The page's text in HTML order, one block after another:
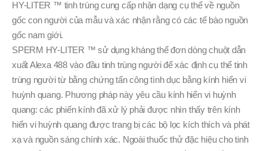
HY-LITER ™ tinh trùng cung cấp nhận dạng cụ thể về nguồn
gốc con người của mẫu và xác nhận rằng có các tế bào nguồn
gốc nam giới.
SPERM HY-LITER ™ sử dụng kháng thể đơn dòng chuột dẫn
xuất Alexa 488 vào đầu tinh trùng người để xác định cụ thể tinh
trùng người từ bằng chứng tấn công tình dục bằng kính hiển vi
huỳnh quang. Phương pháp này yêu cầu kính hiển vi huỳnh
quang: các phiến kính đã xử lý phải được nhìn thấy trên kính
hiển vi huỳnh quang được trang bị các bộ lọc kích thích và phát
xạ và nguồn sáng chính xác. Ngoài thuốc thử đặc hiệu cho tinh